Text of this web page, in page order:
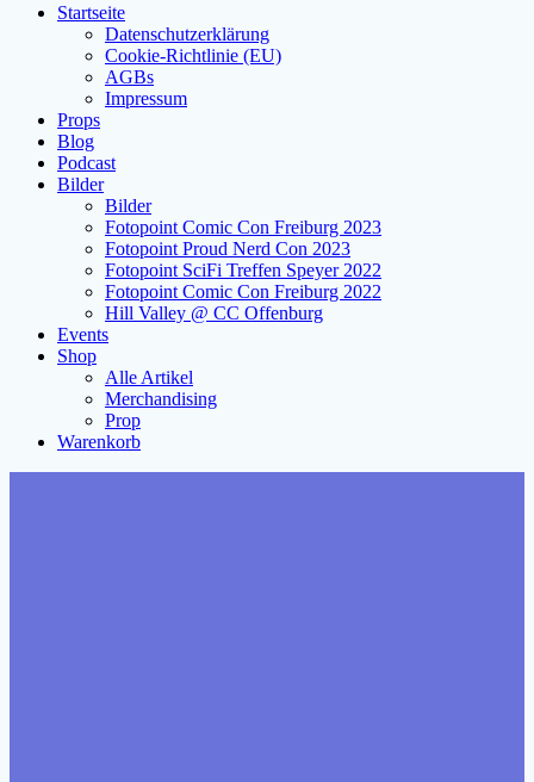
Startseite
Datenschutzerklärung
Cookie-Richtlinie (EU)
AGBs
Impressum
Props
Blog
Podcast
Bilder
Bilder
Fotopoint Comic Con Freiburg 2023
Fotopoint Proud Nerd Con 2023
Fotopoint SciFi Treffen Speyer 2022
Fotopoint Comic Con Freiburg 2022
Hill Valley @ CC Offenburg
Events
Shop
Alle Artikel
Merchandising
Prop
Warenkorb